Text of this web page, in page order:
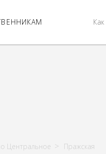
Центральное Пражская